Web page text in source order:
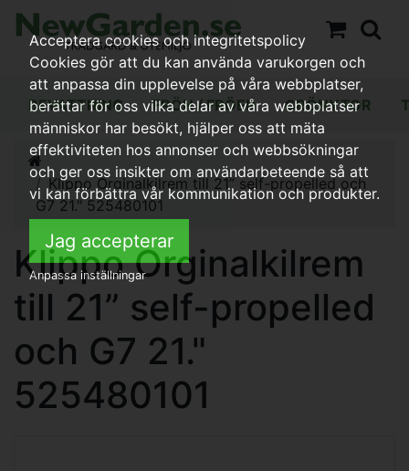
BEVATTNING FRÖN / FRÖER GRÖNYTOR
Klippo Orginalkilrem till 21” self-propelled och
G7 21." 525480101
Klippo Orginalkilrem
till 21” self-propelled
och G7 21."
525480101
Acceptera cookies och integritetspolicy
Cookies gör att du kan använda varukorgen och
att anpassa din upplevelse på våra webbplatser,
berättar för oss vilka delar av våra webbplatser
människor har besökt, hjälper oss att mäta
effektiviteten hos annonser och webbsökningar
och ger oss insikter om användarbeteende så att
vi kan förbättra vår kommunikation och produkter.
Jag accepterar
Anpassa inställningar